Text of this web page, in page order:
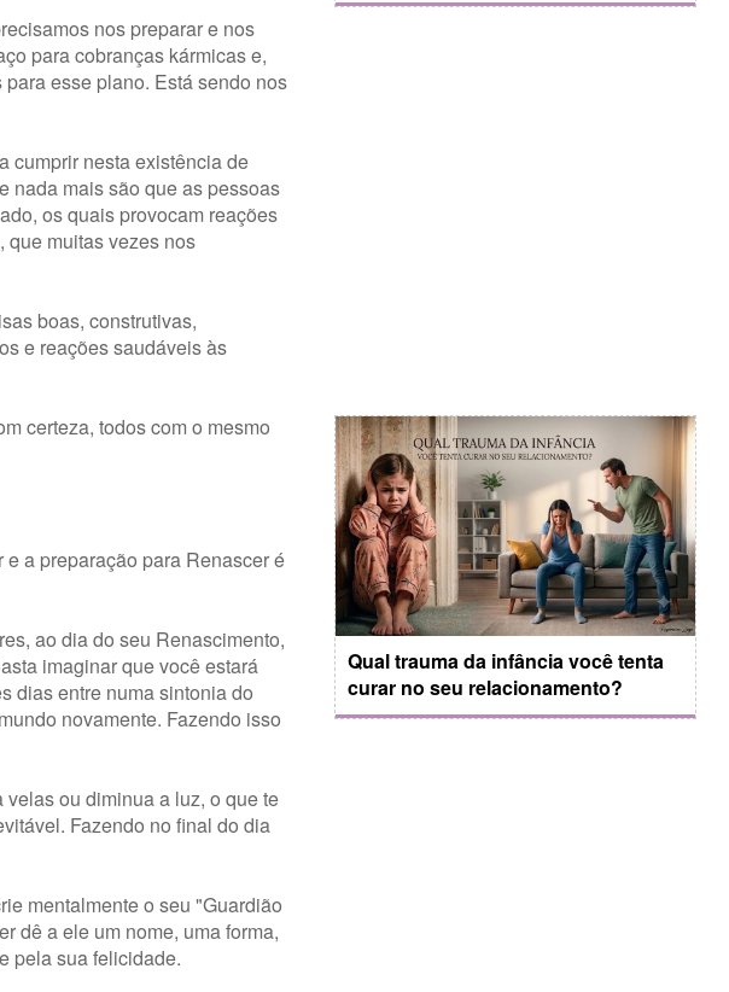
nos preparar e nos
para cobranças kármicas e,
esse plano. Está sendo nos
cumprir nesta existência de
nada mais são que as pessoas
os quais provocam reações
que muitas vezes nos
boas, construtivas,
e reações saudáveis às
certeza, todos com o mesmo
a preparação para Renascer é
ao dia do seu Renascimento,
imaginar que você estará
dias entre numa sintonia do
novamente. Fazendo isso
ou diminua a luz, o que te
Fazendo no final do dia
mentalmente o seu "Guardião
dê a ele um nome, uma forma,
pela sua felicidade.
Qual trauma da infância você tenta
curar no seu relacionamento?